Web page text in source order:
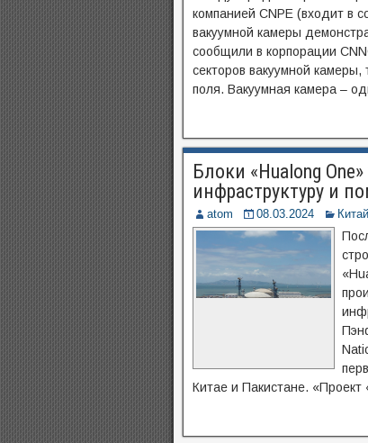
компанией CNPE (входит в
вакуумной камеры
сообщили в корпорации
секторов вакуумной
поля. Вакуумная камера –
Блоки «Hualong
инфраструктуру и
atom 08.03.2024 Китай
Китае и Пакистане.